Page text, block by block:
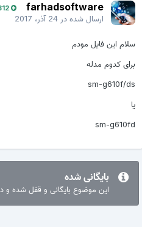
farhadsoftware
312
ارسال شده در24 آذر، 2017
سلام این فایل مودم
برای کدوم مدله
sm-g610f/ds
sm-g610fd
بایگانی شده
این موضوع بایگانی و قفل شده و